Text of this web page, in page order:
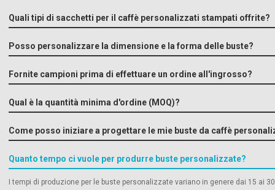
Quali tipi di sacchetti per il caffè personalizzati stampati offrite?
Posso personalizzare la dimensione e la forma delle buste?
Fornite campioni prima di effettuare un ordine all'ingrosso?
Qual è la quantità minima d'ordine (MOQ)?
Come posso iniziare a progettare le mie buste da caffè
Quanto tempo ci vuole per produrre buste personalizzate?
I tempi di produzione per le buste personalizzate variano in genere dai 15 ai